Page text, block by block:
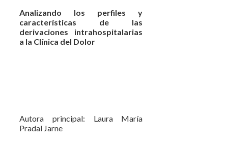
Analizando los perfiles y
características de las
derivaciones intrahospitalarias
a la Clínica del Dolor
Autora principal: Laura María
Pradal Jarne